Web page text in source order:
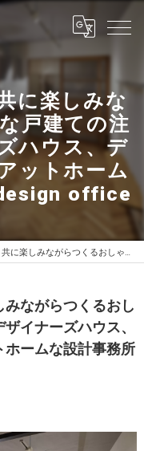
に楽しみな
戸建ての注
ハウス、デ
ットホーム
office
文住宅、デザイナーズハウス、デザイン住宅の設計はアットホームな設計事務所asazu design office
ながらつくるおし
イナーズハウス、
ームな設計事務所